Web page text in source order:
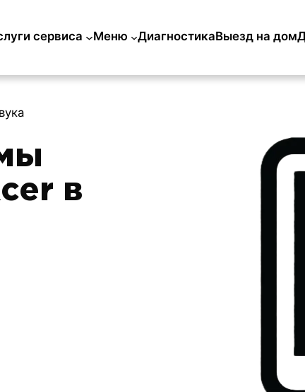
сервиса Меню ДиагностикаВыезд на дом
в